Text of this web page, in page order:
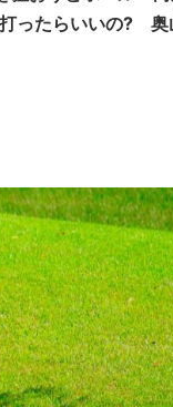
ったらいいの? 奥